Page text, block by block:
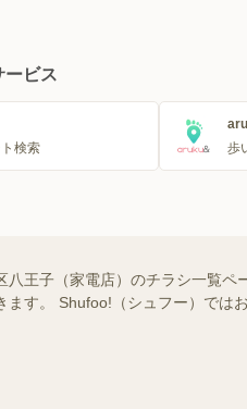
ービス
検索
歩
八王子（家電店）のチラシ一覧
ます。 Shufoo!（シュフー）では